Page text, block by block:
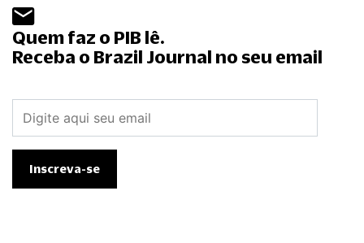
Quem faz o PIB lê.
Receba o Brazil Journal no seu email